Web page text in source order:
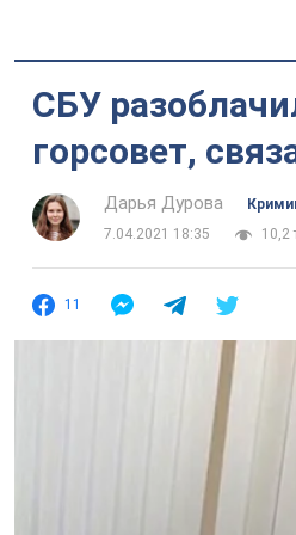
СБУ
горсовет,
Дарья Дурова
7.04.2021 18:35
10,2
11